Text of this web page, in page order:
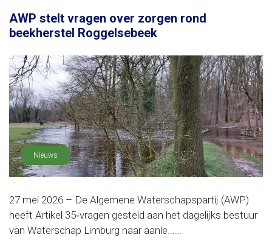
AWP stelt vragen over zorgen rond
beekherstel Roggelsebeek
Nieuws
27 mei 2026 – De Algemene Waterschapspartij (AWP)
heeft Artikel 35‑vragen gesteld aan het dagelijks bestuur
van Waterschap Limburg naar aanle......